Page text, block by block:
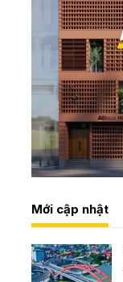
Mới cập nhật